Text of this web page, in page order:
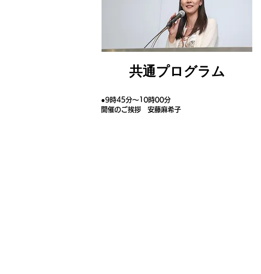
共通プログラム
●9時45分～10時00分
開催​のご挨拶 安藤麻希子